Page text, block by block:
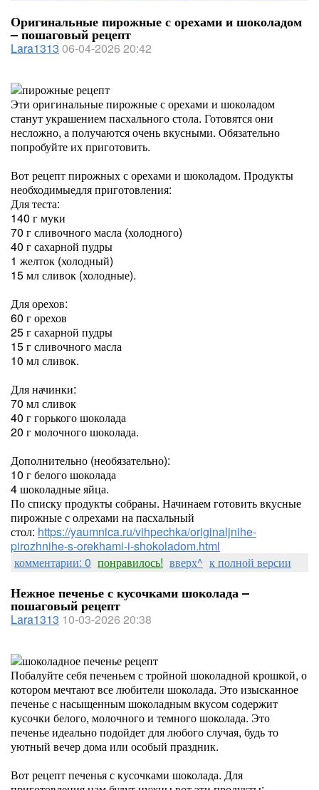
Оригинальные пирожные с орехами и шоколадом
– пошаговый рецепт
Lara1313 06-04-2026 20:42
Эти оригинальные пирожные с орехами и шоколадом
станут украшением пасхального стола. Готовятся они
несложно, а получаются очень вкусными. Обязательно
попробуйте их приготовить.
Вот рецепт пирожных с орехами и шоколадом. Продукты
необходимыедля приготовления:
Для теста:
140 г муки
70 г сливочного масла (холодного)
40 г сахарной пудры
1 желток (холодный)
15 мл сливок (холодные).
Для орехов:
60 г орехов
25 г сахарной пудры
15 г сливочного масла
10 мл сливок.
Для начинки:
70 мл сливок
40 г горького шоколада
20 г молочного шоколада.
Дополнительно (необязательно):
10 г белого шоколада
4 шоколадные яйца.
По списку продукты собраны. Начинаем готовить вкусные
пирожные с олрехами на пасхальный
стол: https://yaumnica.ru/vihpechka/originaljnihe-
pirozhnihe-s-orekhami-i-shokoladom.html
комментарии: 0 понравилось! вверх^ к полной версии
Нежное печенье с кусочками шоколада –
пошаговый рецепт
Lara1313 10-03-2026 20:38
Побалуйте себя печеньем с тройной шоколадной крошкой, о
котором мечтают все любители шоколада. Это изысканное
печенье с насыщенным шоколадным вкусом содержит
кусочки белого, молочного и темного шоколада. Это
печенье идеально подойдет для любого случая, будь то
уютный вечер дома или особый праздник.
Вот рецепт печенья с кусочками шоколада. Для